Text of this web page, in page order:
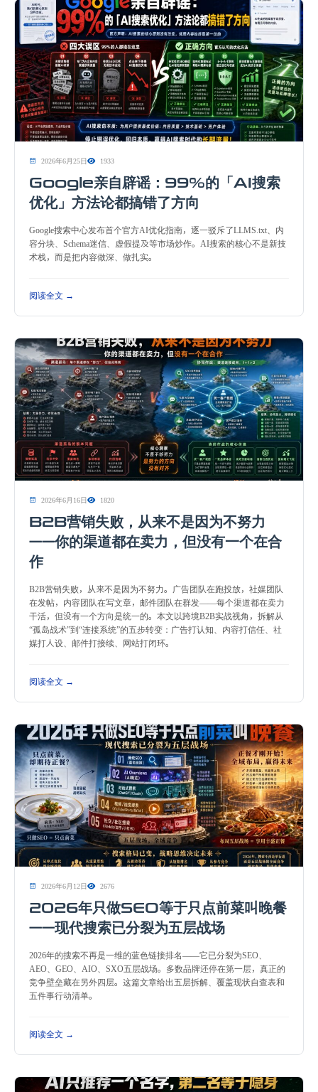
2026年6月25日 1933
Google亲自辟谣：99%的「AI搜索
优化」方法论都搞错了方向
Google搜索中心发布首个官方AI优化指南，逐一驳斥了LLMS.txt、内
容分块、Schema迷信、虚假提及等市场炒作。AI搜索的核心不是新技
术栈，而是把内容做深、做扎实。
阅读全文 →
2026年6月16日 1820
B2B营销失败，从来不是因为不努力
——你的渠道都在卖力，但没有一个在合
作
B2B营销失败，从来不是因为不努力。广告团队在跑投放，社媒团队
在发帖，内容团队在写文章，邮件团队在群发——每个渠道都在卖力
干活，但没有一个方向是统一的。本文以跨境B2B实战视角，拆解从
“孤岛战术”到“连接系统”的五步转变：广告打认知、内容打信任、社
媒打人设、邮件打接续、网站打闭环。
阅读全文 →
2026年6月12日 2676
2026年只做SEO等于只点前菜叫晚餐
——现代搜索已分裂为五层战场
2026年的搜索不再是一维的蓝色链接排名——它已分裂为SEO、
AEO、GEO、AIO、SXO五层战场。多数品牌还停在第一层，真正的
竞争壁垒藏在另外四层。这篇文章给出五层拆解、覆盖现状自查表和
五件事行动清单。
阅读全文 →